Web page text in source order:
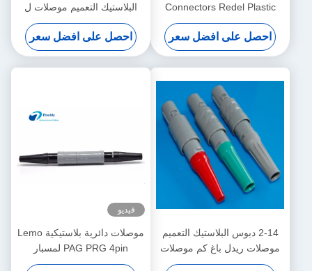
Connectors Redel Plastic
Push-Pull Self-Locking
Connectors for Medical
Devices
احصل على افضل سعر
البلاستيك التعميم موصلات ل
كابل الصدد
احصل على افضل سعر
2-14 دبوس البلاستيك التعميم
موصلات ريدل باغ كم موصلات
كابل الطبية للمريض مراقب
فيديو
موصلات دائرية بلاستيكية Lemo
PAG PRG 4pin لمسبار
الأكسجين في الدم